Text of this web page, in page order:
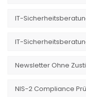
IT-
IT-
Newsletter Ohne
NIS-2 Compliance